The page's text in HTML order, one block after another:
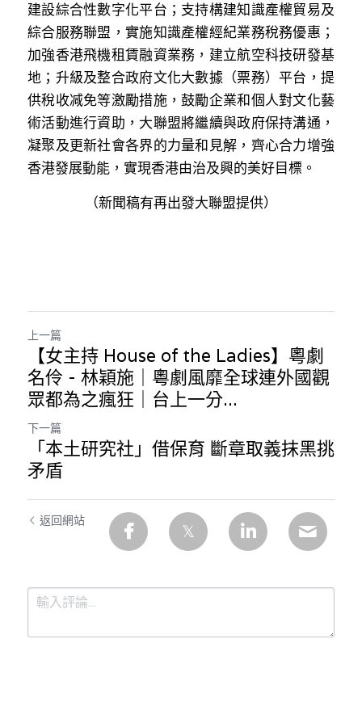
建設綜合性數字化平台；支持構建知識產權貿易及
綜合服務聯盟，實施知識產權經紀業務稅務優惠；
加強香港飛機租賃融資業務，建立航空科技研發基
地；升級及整合政府文化大數據（票務）平台，提
供稅收减免等激勵措施，鼓勵企業和個人對文化藝
術活動進行資助，大聯盟將繼續與政府保持溝通，
凝聚及更新社會各界的力量和見解，齊心合力增強
香港發展動能，實現香港由治及興的美好目標。
（新聞稿有再出發大聯盟提供）
上一篇
【女主持 House of the Ladies】粵劇
名伶 - 林穎施｜粵劇風靡全球連外國觀
眾都為之瘋狂｜台上一分...
下一篇
「本土研究社」借保育 斷章取義抹黑挑
矛盾
返回網站